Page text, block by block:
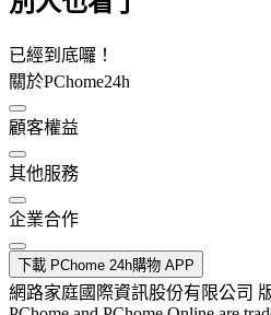
已經到底囉！
關於PChome24h
顧客權益
其他服務
企業合作
下載 PChome 24h購物 APP
網路家庭國際資訊股份有限公司